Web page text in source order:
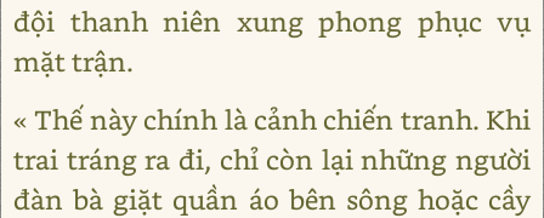
đội thanh niên xung phong phục vụ
mặt trận.
« Thế này chính là cảnh chiến tranh. Khi
trai tráng ra đi, chỉ còn lại những người
đàn bà giặt quần áo bên sông hoặc cầy